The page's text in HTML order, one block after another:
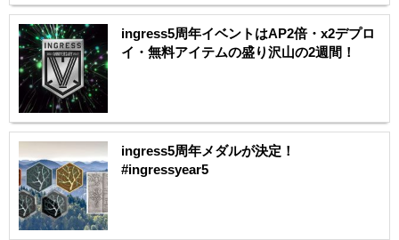
ingress5周年イベントはAP2倍・x2デプロ
イ・無料アイテムの盛り沢山の2週間！
ingress5周年メダルが決定！
#ingressyear5